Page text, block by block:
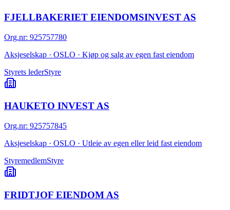
FJELLBAKERIET EIENDOMSINVEST AS
Org.nr: 925757780
Aksjeselskap · OSLO · Kjøp og salg av egen fast eiendom
Styrets lederStyre
HAUKETO INVEST AS
Org.nr: 925757845
Aksjeselskap · OSLO · Utleie av egen eller leid fast eiendom
StyremedlemStyre
FRIDTJOF EIENDOM AS